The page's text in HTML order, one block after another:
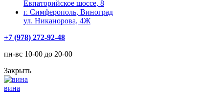
Евпаторийское шоссе, 8
г. Симферополь, Виноград
ул. Никанорова, 4Ж
+7 (978) 272-92-48
пн-вс 10-00 до 20-00
Закрыть
вина